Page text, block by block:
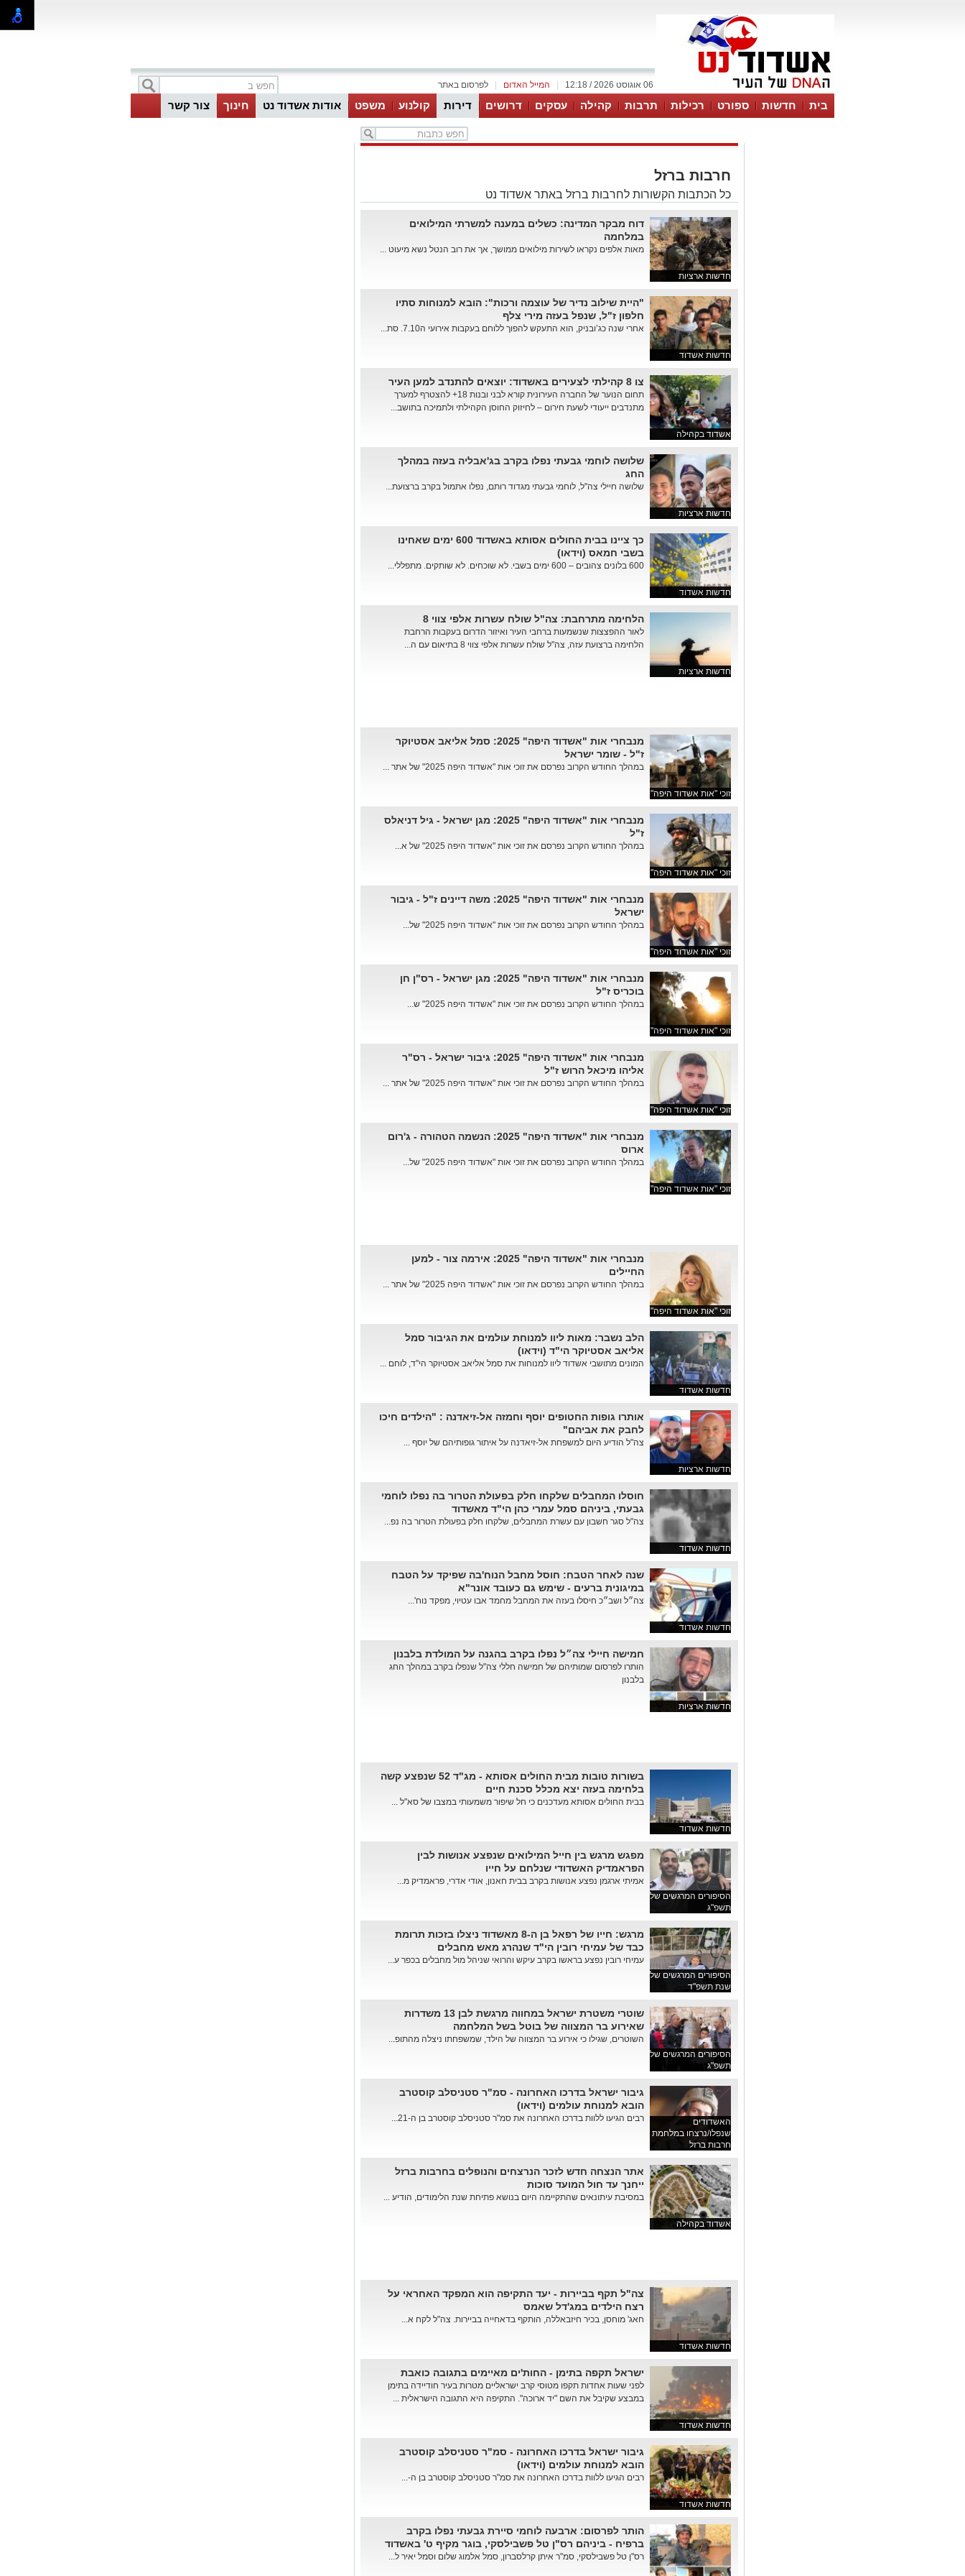
לפרסום באתר המייל האדום 06 אוגוסט 2026 / 12:18
בית חדשות ספורט רכילות תרבות קהילה עסקים דרושים דירות קולנוע משפט אודות אשדוד נט חינוך צור קשר
חרבות ברזל
כל הכתבות הקשורות לחרבות ברזל באתר אשדוד נט
חדשות ארציות
דוח מבקר המדינה: כשלים במענה למשרתי המילואים
במלחמה
מאות אלפים נקראו לשירות מילואים ממושך, אך את רוב הנטל נשא מיעוט ...
חדשות אשדוד
"היית שילוב נדיר של עוצמה ורכות": הובא למנוחות סתיו
חלפון ז"ל, שנפל בעזה מירי צלף
אחרי שנה כג’ובניק, הוא התעקש להפוך ללוחם בעקבות אירועי ה7.10. סת...
אשדוד בקהילה
צו 8 קהילתי לצעירים באשדוד: יוצאים להתנדב למען העיר
תחום הנוער של החברה העירונית קורא לבני ובנות 18+ להצטרף למערך
מתנדבים ייעודי לשעת חירום – לחיזוק החוסן הקהילתי ולתמיכה בתושב...
חדשות ארציות
שלושה לוחמי גבעתי נפלו בקרב בג'אבליה בעזה במהלך
החג
שלושה חיילי צה"ל, לוחמי גבעתי מגדוד רותם, נפלו אתמול בקרב ברצועת...
חדשות אשדוד
כך ציינו בבית החולים אסותא באשדוד 600 ימים שאחינו
בשבי חמאס (וידאו)
600 בלונים צהובים – 600 ימים בשבי. לא שוכחים. לא שותקים. מתפללי...
חדשות ארציות
הלחימה מתרחבת: צה"ל שולח עשרות אלפי צווי 8
לאור ההפצצות שנשמעות ברחבי העיר ואיזור הדרום בעקבות הרחבת
הלחימה ברצועת עזה, צה"ל שולח עשרות אלפי צווי 8 בתיאום עם ה...
זוכי "אות אשדוד היפה"
מנבחרי אות "אשדוד היפה" 2025: סמל אליאב אסטיוקר
ז"ל - שומר ישראל
במהלך החודש הקרוב נפרסם את זוכי אות "אשדוד היפה 2025" של אתר ...
זוכי "אות אשדוד היפה"
מנבחרי אות "אשדוד היפה" 2025: מגן ישראל - גיל דניאלס
ז"ל
במהלך החודש הקרוב נפרסם את זוכי אות "אשדוד היפה 2025" של א...
זוכי "אות אשדוד היפה"
מנבחרי אות "אשדוד היפה" 2025: משה דיינים ז"ל - גיבור
ישראל
במהלך החודש הקרוב נפרסם את זוכי אות "אשדוד היפה 2025" של...
זוכי "אות אשדוד היפה"
מנבחרי אות "אשדוד היפה" 2025: מגן ישראל - רס"ן חן
בוכריס ז"ל
במהלך החודש הקרוב נפרסם את זוכי אות "אשדוד היפה 2025" ש...
זוכי "אות אשדוד היפה"
מנבחרי אות "אשדוד היפה" 2025: גיבור ישראל - רס"ר
אליהו מיכאל הרוש ז"ל
במהלך החודש הקרוב נפרסם את זוכי אות "אשדוד היפה 2025" של אתר ...
זוכי "אות אשדוד היפה"
מנבחרי אות "אשדוד היפה" 2025: הנשמה הטהורה - ג'רום
ארוס
במהלך החודש הקרוב נפרסם את זוכי אות "אשדוד היפה 2025" של...
זוכי "אות אשדוד היפה"
מנבחרי אות "אשדוד היפה" 2025: אירמה צור - למען
החיילים
במהלך החודש הקרוב נפרסם את זוכי אות "אשדוד היפה 2025" של אתר ...
חדשות אשדוד
הלב נשבר: מאות ליוו למנוחת עולמים את הגיבור סמל
אליאב אסטיוקר הי"ד (וידאו)
המונים מתושבי אשדוד ליוו למנוחות את סמל אליאב אסטיוקר הי"ד, לוחם ...
חדשות ארציות
אותרו גופות החטופים יוסף וחמזה אל-זיאדנה : "הילדים חיכו
לחבק את אביהם"
צה"ל הודיע היום למשפחת אל-זיאדנה על איתור גופותיהם של יוסף ...
חדשות אשדוד
חוסלו המחבלים שלקחו חלק בפעולת הטרור בה נפלו לוחמי
גבעתי, ביניהם סמל עמרי כהן הי"ד מאשדוד
צה"ל סגר חשבון עם עשרת המחבלים, שלקחו חלק בפעולת הטרור בה נפ...
חדשות אשדוד
שנה לאחר הטבח: חוסל מחבל הנוח'בה שפיקד על הטבח
במיגונית ברעים - שימש גם כעובד אונר"א
צה״ל ושב״כ חיסלו בעזה את המחבל מחמד אבו עטיוי, מפקד נוח'...
חדשות ארציות
חמישה חיילי צה״ל נפלו בקרב בהגנה על המולדת בלבנון
הותרו לפרסום שמותיהם של חמישה חללי צה"ל שנפלו בקרב במהלך החג
בלבנון
חדשות אשדוד
בשורות טובות מבית החולים אסותא - מג"ד 52 שנפצע קשה
בלחימה בעזה יצא מכלל סכנת חיים
בבית החולים אסותא מעדכנים כי חל שיפור משמעותי במצבו של סא"ל ...
הסיפורים המרגשים של
תשפ"ג
מפגש מרגש בין חייל המילואים שנפצע אנושות לבין
הפראמדיק האשדודי שנלחם על חייו
אמיתי ארגמן נפצע אנושות בקרב בבית חאנון, אודי אדרי, פראמדיק מ...
הסיפורים המרגשים של
שנת תשפ"ד
מרגש: חייו של רפאל בן ה-8 מאשדוד ניצלו בזכות תרומת
כבד של עמיחי רובין הי"ד שנהרג מאש מחבלים
עמיחי רובין נפצע בראשו בקרב עיקש והרואי שניהל מול מחבלים בכפר ע...
הסיפורים המרגשים של
תשפ"ג
שוטרי משטרת ישראל במחווה מרגשת לבן 13 משדרות
שאירוע בר המצווה של בוטל בשל המלחמה
השוטרים, שגילו כי אירוע בר המצווה של הילד, שמשפחתו ניצלה מהתופ...
האשדודים
שנפלו/נרצחו במלחמת
חרבות ברזל
גיבור ישראל בדרכו האחרונה - סמ"ר סטניסלב קוסטרב
הובא למנוחת עולמים (וידאו)
רבים הגיעו ללוות בדרכו האחרונה את סמ"ר סטניסלב קוסטרב בן ה-21...
אשדוד בקהילה
אתר הנצחה חדש לזכר הנרצחים והנופלים בחרבות ברזל
ייחנך עד חול המועד סוכות
במסיבת עיתונאים שהתקיימה היום בנושא פתיחת שנת הלימודים, הודיע ...
חדשות אשדוד
צה"ל תקף בביירות - יעד התקיפה הוא המפקד האחראי על
רצח הילדים במג'דל שאמס
חאג' מוחסן, בכיר חיזבאללה, הותקף בדאחייה בביירות. צה"ל לקח א...
חדשות אשדוד
ישראל תקפה בתימן - החות'ים מאיימים בתגובה כואבת
לפני שעות אחדות תקפו מטוסי קרב ישראליים מטרות בעיר חודיידה בתימן
במבצע שקיבל את השם "יד ארוכה". התקיפה היא התגובה הישראלית ...
חדשות אשדוד
גיבור ישראל בדרכו האחרונה - סמ"ר סטניסלב קוסטרב
הובא למנוחת עולמים (וידאו)
רבים הגיעו ללוות בדרכו האחרונה את סמ"ר סטניסלב קוסטרב בן ה-...
הותר לפרסום: ארבעה לוחמי סיירת גבעתי נפלו בקרב
ברפיח - ביניהם רס"ן טל פשבילסקי, בוגר מקיף ט' באשדוד
רס"ן טל פשבילסקי, סמ"ר איתן קרלסברון, סמל אלמוג שלום וסמל יאיר ל...